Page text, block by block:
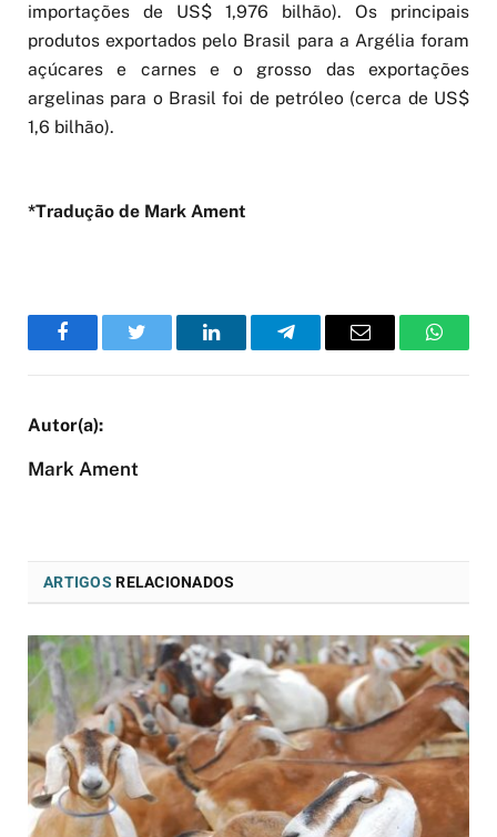
importações de US$ 1,976 bilhão). Os principais
produtos exportados pelo Brasil para a Argélia foram
açúcares e carnes e o grosso das exportações
argelinas para o Brasil foi de petróleo (cerca de US$
1,6 bilhão).
*Tradução de Mark Ament
FacebookTwitter LinkedInTelegramEmail
Mark Ament
ARTIGOS RELACIONADOS